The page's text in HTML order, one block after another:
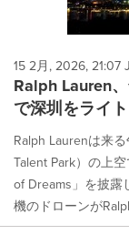
15 2月, 2026, 21:07
Ralph Lauren
で深圳をライ
Ralph Laurenは来
Talent Park）の上
of Dreams」を披露
機のドローンが